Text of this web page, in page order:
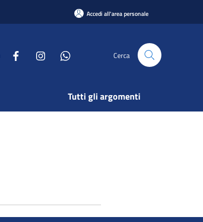
Accedi all'area personale
Cerca
Tutti gli argomenti